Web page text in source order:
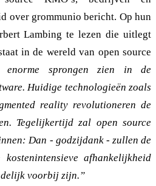
over grommunio bericht. Op hun
Lambing te lezen die uitlegt
in de wereld van open source
enorme sprongen zien in de
Huidige technologieën zoals
reality revolutioneren de
Tegelijkertijd zal open source
Dan - godzijdank - zullen de
afhankelijkheid
voorbij zijn.”